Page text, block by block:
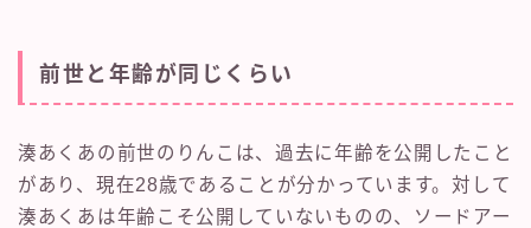
前世と年齢が同じくらい
湊あくあの前世のりんこは、過去に年齢を公開したこと
があり、現在28歳であることが分かっています。対して
湊あくあは年齢こそ公開していないものの、ソードアー